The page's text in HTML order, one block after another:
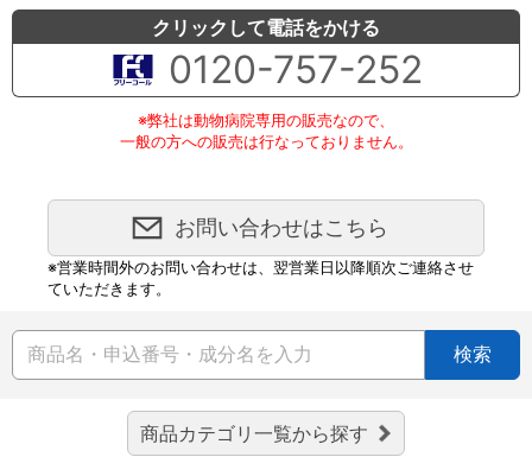
クリックして電話をかける
0120-757-252
※弊社は動物病院専用の販売なので、
一般の方への販売は行なっておりません。
お問い合わせはこちら
※営業時間外のお問い合わせは、翌営業日以降順次ご連絡させ
ていただきます。
検索
商品カテゴリ一覧から探す